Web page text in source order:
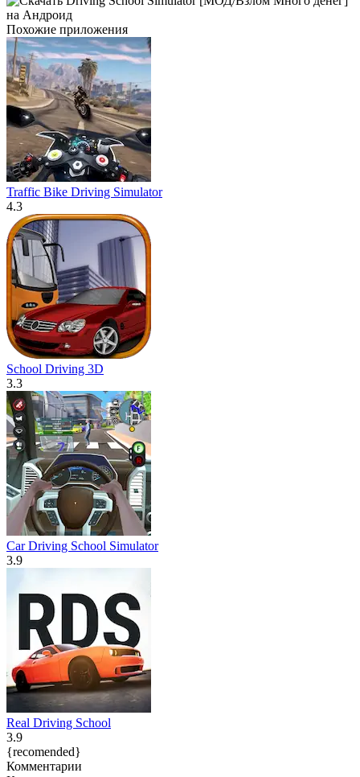
Похожие приложения
Traffic Bike Driving Simulator
4.3
School Driving 3D
3.3
Car Driving School Simulator
3.9
Real Driving School
3.9
{recomended}
Комментарии